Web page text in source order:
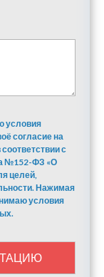
условия
согласие на
с
№152-ФЗ «О
целей,
Нажимая
условия